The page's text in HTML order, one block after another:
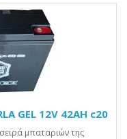
GEL 12V 42AH c20
μπαταριών της